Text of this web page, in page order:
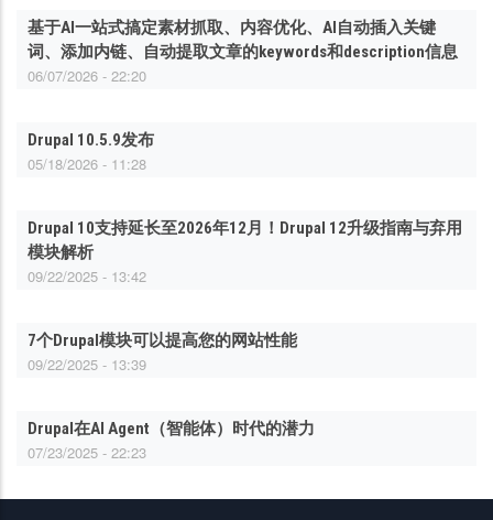
基于AI一站式搞定素材抓取、内容优化、AI自动插入关键
词、添加内链、自动提取文章的keywords和description信息
06/07/2026 - 22:20
Drupal 10.5.9发布
05/18/2026 - 11:28
Drupal 10支持延长至2026年12月！Drupal 12升级指南与弃用
模块解析
09/22/2025 - 13:42
7个Drupal模块可以提高您的网站性能
09/22/2025 - 13:39
Drupal在AI Agent（智能体）时代的潜力
07/23/2025 - 22:23